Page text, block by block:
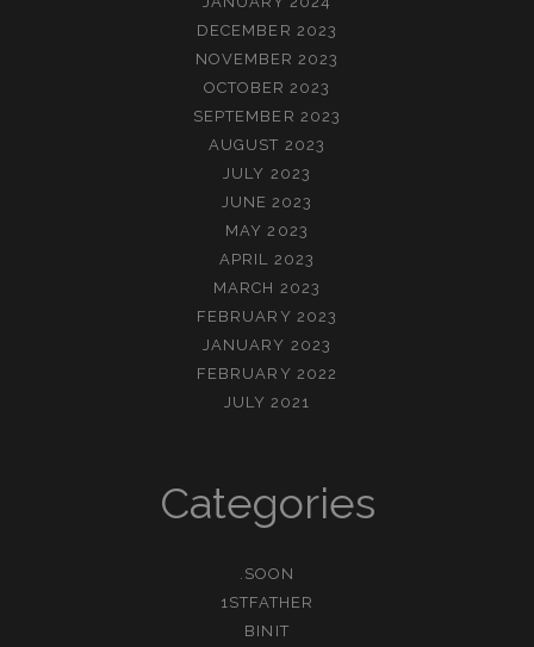
DECEMBER 2023
NOVEMBER 2023
OCTOBER 2023
SEPTEMBER 2023
AUGUST 2023
JULY 2023
JUNE 2023
MAY 2023
APRIL 2023
MARCH 2023
FEBRUARY 2023
JANUARY 2023
FEBRUARY 2022
JULY 2021
Categories
.SOON
1STFATHER
BINIT